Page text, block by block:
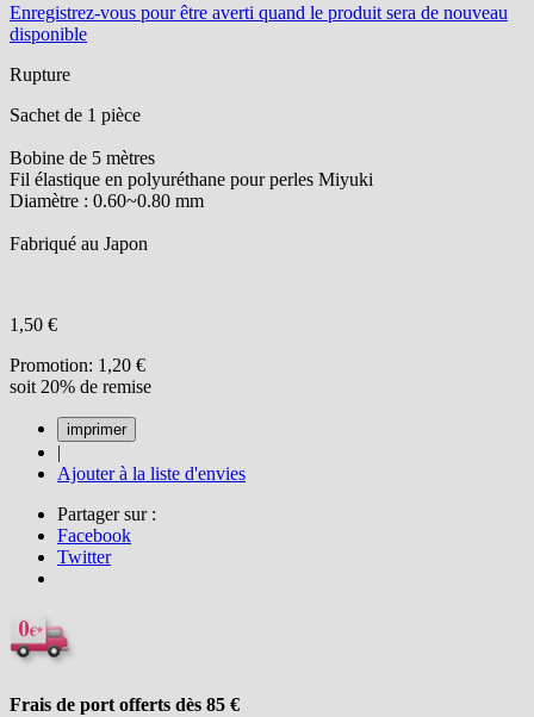
Enregistrez-vous pour être averti quand le produit sera de nouveau
disponible
Rupture
Sachet de 1 pièce
Bobine de 5 mètres
Fil élastique en polyuréthane pour perles Miyuki
Diamètre : 0.60~0.80 mm
Fabriqué au Japon
1,50 €
Promotion: 1,20 €
soit 20% de remise
|
Ajouter à la liste d'envies
Partager sur :
Facebook
Twitter
Frais de port offerts dès 85 €